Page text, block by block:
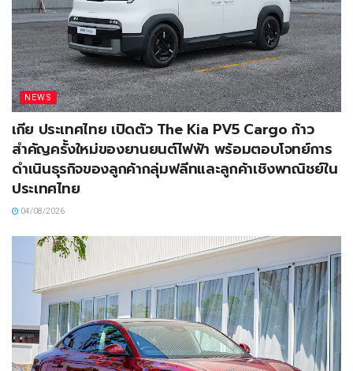
NEWS
เกีย ประเทศไทย เปิดตัว The Kia PV5 Cargo ก้าว
สำคัญครั้งใหม่ของยานยนต์ไฟฟ้า พร้อมตอบโจทย์การ
ดำเนินธุรกิจของลูกค้ากลุ่มฟลีทและลูกค้าเชิงพาณิชย์ใน
ประเทศไทย
04/08/2026